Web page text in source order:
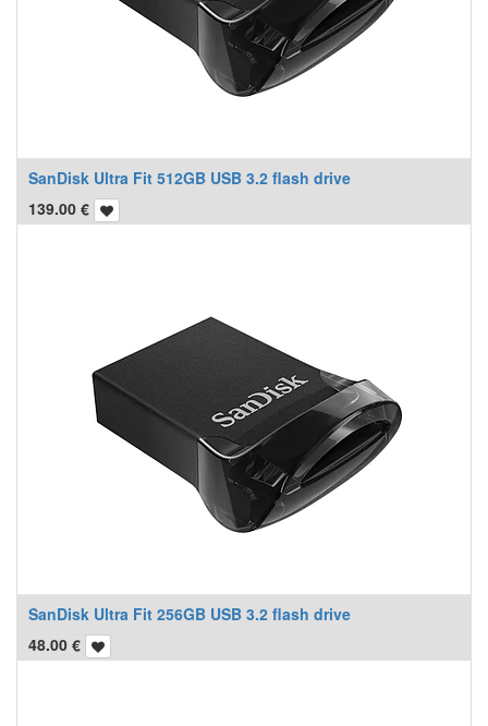
SanDisk Ultra Fit 512GB USB 3.2 flash drive
139.00 €
SanDisk Ultra Fit 256GB USB 3.2 flash drive
48.00 €